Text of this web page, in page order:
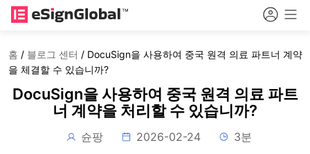
홈 / 블로그 센터 / DocuSign을 사용하여 중국 원격 의료 파트너 계약
을 체결할 수 있습니까?
DocuSign을 사용하여 중국 원격 의료 파트
너 계약을 처리할 수 있습니까?
슌팡 2026-02-24 3분